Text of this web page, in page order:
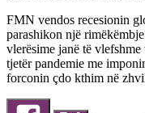
FMN vendos recesionin
parashikon një
vlerësime janë të
tjetër pandemie me
forconin çdo kthim në